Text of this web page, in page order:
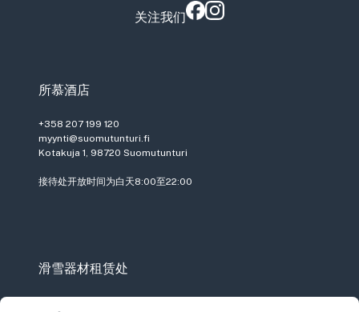
关注我们
所慕酒店
+358 207 199 120
myynti@suomutunturi.fi
Kotakuja 1, 98720 Suomutunturi
接待处开放时间为白天8:00至22:00
滑雪器材租赁处